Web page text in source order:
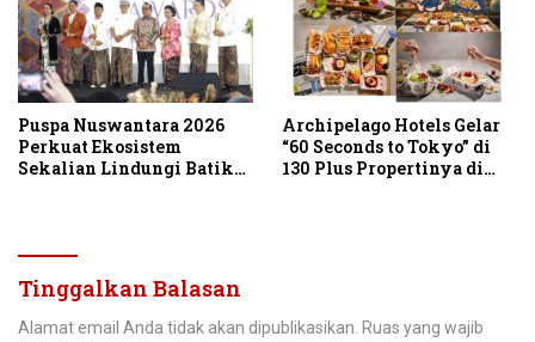
Puspa Nuswantara 2026
Perkuat Ekosistem
Sekalian Lindungi Batik
Archipelago Hotels Gelar
“60 Seconds to Tokyo” di
130 Plus Propertinya di
Tinggalkan Balasan
Alamat email Anda tidak akan dipublikasikan. Ruas yang wajib